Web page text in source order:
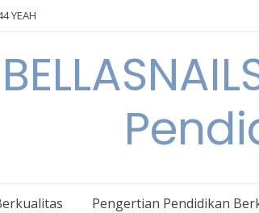
YEAH
Pengertian Pendidikan